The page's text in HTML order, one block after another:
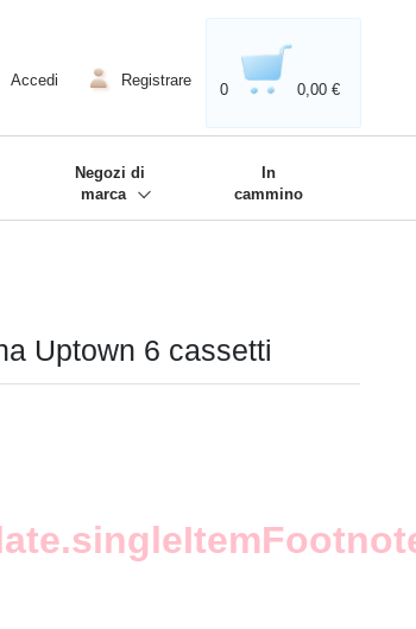
Accedi Registrare
0 0,00 €
Negozi di
marca
In
cammino
Uptown 6 cassetti